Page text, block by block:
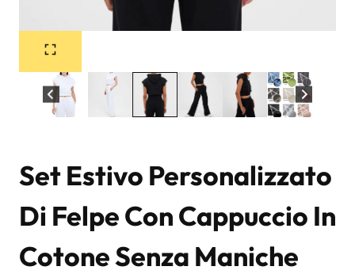
Set Estivo Personalizzato
Di Felpe Con Cappuccio In
Cotone Senza Maniche